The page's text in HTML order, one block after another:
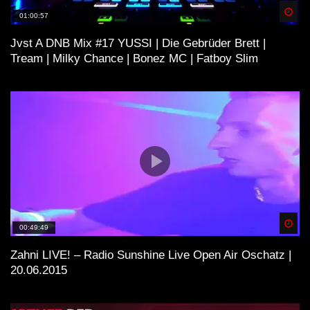
☠ PuncheZ – Die Immer Lacht (Remix)
24H RAVE – LIVESTREAM | FLASH
BDTEKK – Battlezone Zwickau
26.11.2022 [HARDTEKK LIVE]
COLOGNE UNDERGROUND
01:00:57
Jvst A DNB Mix #17 YUSSI | Die Gebrüder Brett |
Tream | Milky Chance | Bonez MC | Fatboy Slim
00:49:49
Zahni LIVE! – Radio Sunshine Live Open Air Oschatz |
20.06.2015